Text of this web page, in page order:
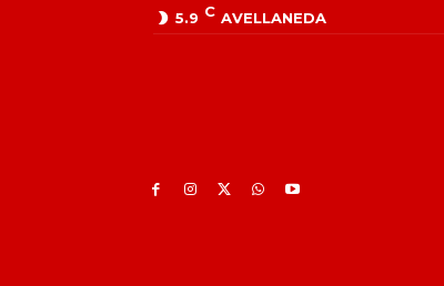
5.9 C AVELLANEDA